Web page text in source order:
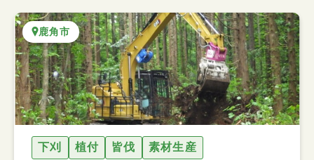
鹿角市
下刈 植付 皆伐 素材生産